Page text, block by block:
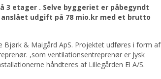
3 etager . Selve byggeriet er påbegyndt
udgift på 78 mio.kr med et brutto
Bjørk & Maigård ApS. Projektet udføres i form af
,som ventilationsentreprenør er Jysk
håndteres af Lillegården El A/S.